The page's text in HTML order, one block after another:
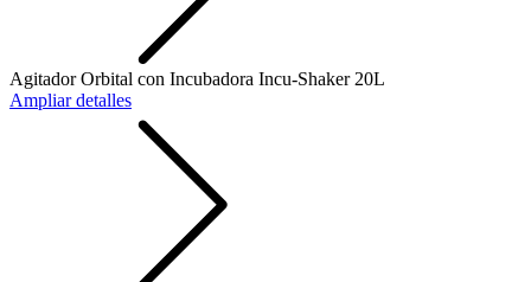
Agitador Orbital con Incubadora Incu-Shaker 20L
Ampliar detalles